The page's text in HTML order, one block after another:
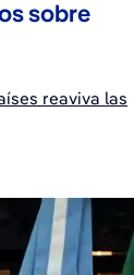
sobre
reaviva las